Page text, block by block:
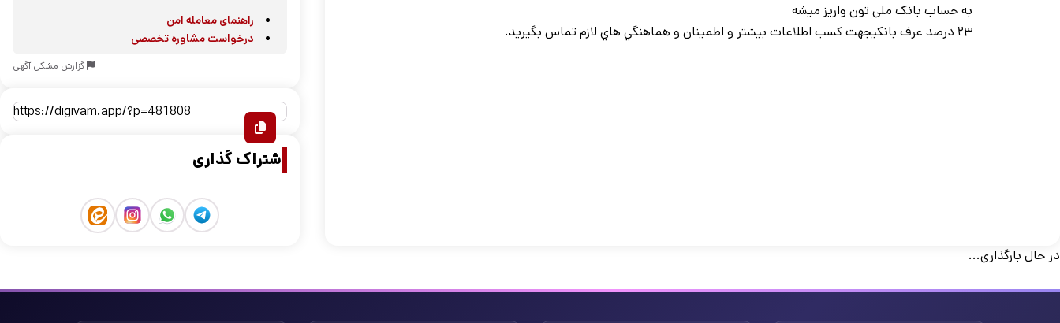
به حساب بانک ملی تون واریز میشه
۲۳ درصد عرف بانکیجهت کسب اطلاعات بيشتر و اطمينان و هماهنگي هاي لازم تماس بگيريد.
راهنمای معامله امن
درخواست مشاوره تخصصی
گزارش مشکل آگهی
اشتراک گذاری
در حال بارگذاری...